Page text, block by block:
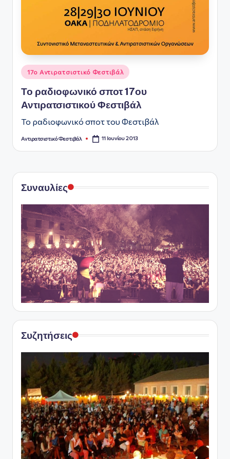
Αναρτήθηκε
σε
17ο Αντιρατσιστικό Φεστιβάλ
Το ραδιοφωνικό σποτ 17ου
Αντιρατσιστικού Φεστιβάλ
Το ραδιοφωνικό σποτ του Φεστιβάλ
Συγγραφέας:
Αντιρατσιστικό Φεστιβάλ 11 Ιουνίου 2013
Συναυλίες
Συζητήσεις